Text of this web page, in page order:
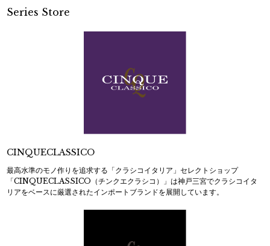
Series Store
CINQUECLASSICO
最高水準のモノ作りを追求する「クラシコイタリア」セレクトショップ
「CINQUECLASSICO（チンクエクラシコ）」は神戸三宮でクラシコイタ
リアをベースに厳選されたインポートブランドを展開しています。